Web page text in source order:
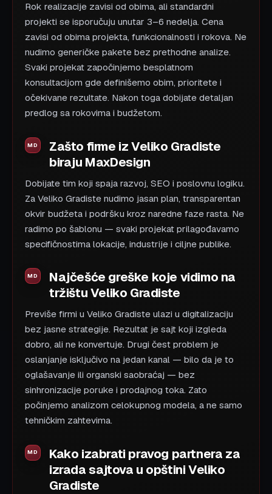
Rok realizacije zavisi od obima, ali standardni
projekti se isporučuju unutar 3–6 nedelja. Cena
zavisi od obima projekta, funkcionalnosti i rokova. Ne
nudimo generičke pakete bez prethodne analize.
Svaki projekat započinjemo besplatnom
konsultacijom gde definišemo obim, prioritete i
očekivane rezultate. Nakon toga dobijate detaljan
predlog sa rokovima i budžetom.
Zašto firme iz Veliko Gradiste
biraju MaxDesign
Dobijate tim koji spaja razvoj, SEO i poslovnu logiku.
Za Veliko Gradiste nudimo jasan plan, transparentan
okvir budžeta i podršku kroz naredne faze rasta. Ne
radimo po šablonu — svaki projekat prilagođavamo
specifičnostima lokacije, industrije i ciljne publike.
Najčešće greške koje vidimo na
tržištu Veliko Gradiste
Previše firmi u Veliko Gradiste ulazi u digitalizaciju
bez jasne strategije. Rezultat je sajt koji izgleda
dobro, ali ne konvertuje. Drugi čest problem je
oslanjanje isključivo na jedan kanal — bilo da je to
oglašavanje ili organski saobraćaj — bez
sinhronizacije poruke i prodajnog toka. Zato
počinjemo analizom celokupnog modela, a ne samo
tehničkim zahtevima.
Kako izabrati pravog partnera za
izrada sajtova u opštini Veliko
Gradiste